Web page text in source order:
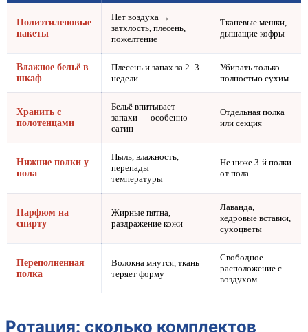
Полиэтиленовые
пакеты
Нет воздуха →
затхлость, плесень,
пожелтение
Тканевые мешки,
дышащие кофры
Влажное бельё в
шкаф
Плесень и запах за 2–3
недели
Убирать только
полностью сухим
Хранить с
полотенцами
Бельё впитывает
запахи — особенно
сатин
Отдельная полка
или секция
Нижние полки у
пола
Пыль, влажность,
перепады
температуры
Не ниже 3-й полки
от пола
Парфюм на
спирту
Жирные пятна,
раздражение кожи
Лаванда,
кедровые вставки,
сухоцветы
Переполненная
полка
Волокна мнутся, ткань
теряет форму
Свободное
расположение с
воздухом
Ротация: сколько комплектов